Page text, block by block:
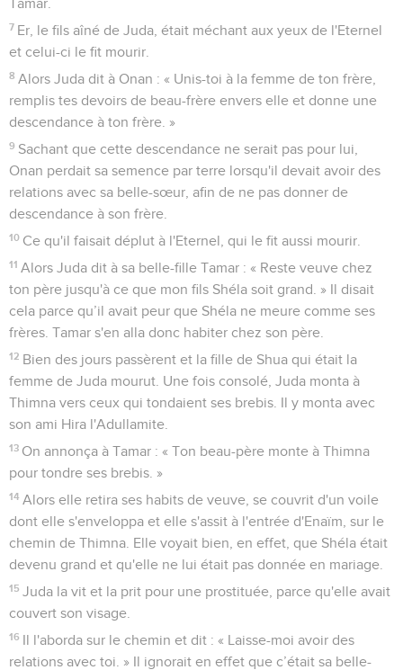
Tamar.
7 Er, le fils aîné de Juda, était méchant aux yeux de l'Eternel
et celui-ci le fit mourir.
8 Alors Juda dit à Onan : « Unis-toi à la femme de ton frère,
remplis tes devoirs de beau-frère envers elle et donne une
descendance à ton frère. »
9 Sachant que cette descendance ne serait pas pour lui,
Onan perdait sa semence par terre lorsqu'il devait avoir des
relations avec sa belle-sœur, afin de ne pas donner de
descendance à son frère.
10 Ce qu'il faisait déplut à l'Eternel, qui le fit aussi mourir.
11 Alors Juda dit à sa belle-fille Tamar : « Reste veuve chez
ton père jusqu'à ce que mon fils Shéla soit grand. » Il disait
cela parce qu’il avait peur que Shéla ne meure comme ses
frères. Tamar s'en alla donc habiter chez son père.
12 Bien des jours passèrent et la fille de Shua qui était la
femme de Juda mourut. Une fois consolé, Juda monta à
Thimna vers ceux qui tondaient ses brebis. Il y monta avec
son ami Hira l'Adullamite.
13 On annonça à Tamar : « Ton beau-père monte à Thimna
pour tondre ses brebis. »
14 Alors elle retira ses habits de veuve, se couvrit d'un voile
dont elle s'enveloppa et elle s'assit à l'entrée d'Enaïm, sur le
chemin de Thimna. Elle voyait bien, en effet, que Shéla était
devenu grand et qu'elle ne lui était pas donnée en mariage.
15 Juda la vit et la prit pour une prostituée, parce qu'elle avait
couvert son visage.
16 Il l'aborda sur le chemin et dit : « Laisse-moi avoir des
relations avec toi. » Il ignorait en effet que c’était sa belle-